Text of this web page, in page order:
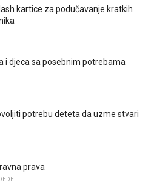
kartice za podučavanje kratkih
i djeca sa posebnim potrebama
potrebu deteta da uzme stvari
prava